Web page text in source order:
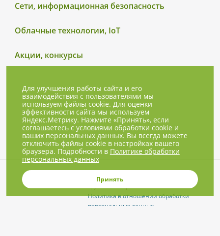
Сети, информационная безопасность
Облачные технологии, IoT
Акции, конкурсы
© 2001-2026, NBPrice.ru — проект
Политика в отношении обработки
персональных данных
Для улучшения работы сайта и его
взаимодействия с пользователями мы
используем файлы cookie. Для оценки
эффективности сайта мы используем
Яндекс.Метрику. Нажмите «Принять», если
соглашаетесь с условиями обработки cookie и
ваших персональных данных. Вы всегда можете
отключить файлы cookie в настройках вашего
браузера. Подробности в Политике обработки
персональных данных
Принять